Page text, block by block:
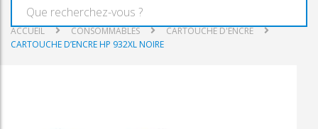
ACCUEIL CONSOMMABLES
CARTOUCHE D'ENCRE
CARTOUCHE D’ENCRE HP 932XL NOIRE